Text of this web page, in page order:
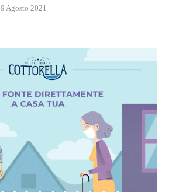
9 Agosto 2021